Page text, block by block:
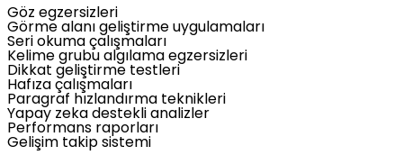
Göz egzersizleri
Görme alanı geliştirme uygulamaları
Seri okuma çalışmaları
Kelime grubu algılama egzersizleri
Dikkat geliştirme testleri
Hafıza çalışmaları
Paragraf hızlandırma teknikleri
Yapay zeka destekli analizler
Performans raporları
Gelişim takip sistemi